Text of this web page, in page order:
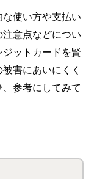
使い方や支払い
意点などについ
ットカードを賢
害にあいにくく
参考にしてみて